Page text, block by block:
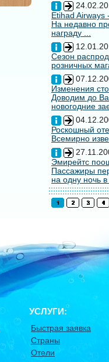
Etihad
На недавно
награду ...
Сезон
розничных
Изменения
Доводим до
новогодние
Роскошный
Всемирно
Эмирейтс
Пассажиры
на одну ночь
УСЛУГИ:
Быстрая заявка
Страны
Отели